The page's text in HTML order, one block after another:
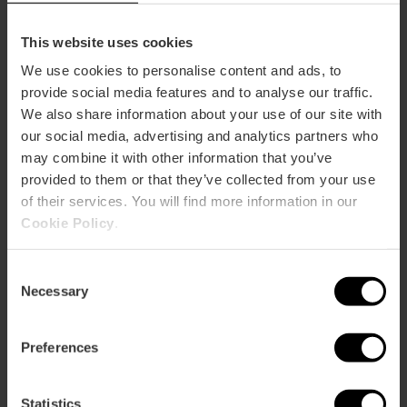
This website uses cookies
We use cookies to personalise content and ads, to
provide social media features and to analyse our traffic.
We also share information about your use of our site with
our social media, advertising and analytics partners who
may combine it with other information that you’ve
provided to them or that they’ve collected from your use
of their services. You will find more information in our
Cookie Policy
Selection
Necessary
Preferences
Statistics